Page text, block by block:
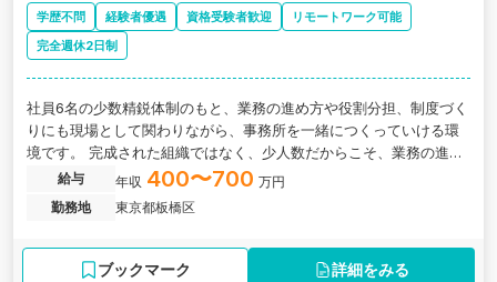
学歴不問 経験者優遇 資格受験者歓迎
リモートワーク可能
完全週休2日制
社員6名の少数精鋭体制のもと、業務の進め方や役割分担、制度づく
りにも現場として関わりながら、事務所を一緒につくっていける環
境です。 完成された組織ではなく、少人数だからこそ、業務の進め
方や役割、制度づくりにも現場の声が反映され、「決められたやり
方を回す」だけではない関わり方ができます。
給与 年収 400〜700 万円
勤務地
東京都板橋区
ブックマーク 詳細をみる